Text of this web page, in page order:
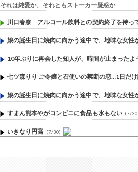
それは純愛か、それともストーカー疑惑か
川口春奈 アルコール飲料との契約終了を待
娘の誕生日に焼肉に向かう途中で、地味な女性
10年ぶりに再会した知人が、時間が止まったよ
七ツ森りり ご令嬢と召使いの禁断の恋…1日だ
娘の誕生日に焼肉に向かう途中で、地味な女性
すまん熊本やがコンビニに食品も水もない (7/
いきなり円高 (7/30)
人体の中身が左右非対称なのは繊毛が回転運動